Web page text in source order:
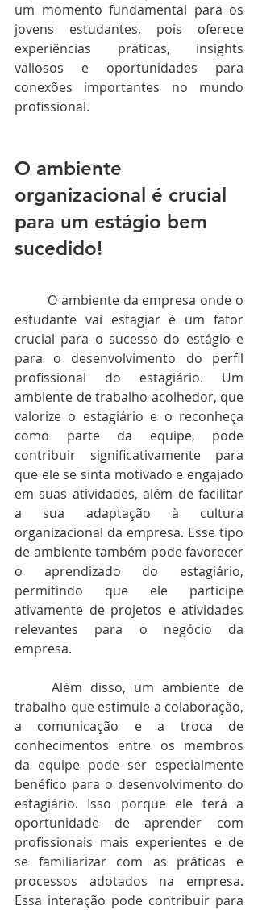
um momento fundamental para os
jovens estudantes, pois oferece
experiências práticas, insights
valiosos e oportunidades para
conexões importantes no mundo
profissional.
O ambiente
organizacional é crucial
para um estágio bem
sucedido!
estudante vai estagiar é um fator
crucial para o sucesso do estágio e
para o desenvolvimento do perfil
profissional do estagiário. Um
ambiente de trabalho acolhedor, que
valorize o estagiário e o reconheça
como parte da equipe, pode
contribuir significativamente para
que ele se sinta motivado e engajado
em suas atividades, além de facilitar
a sua adaptação à cultura
organizacional da empresa. Esse tipo
de ambiente também pode favorecer
o aprendizado do estagiário,
permitindo que ele participe
ativamente de projetos e atividades
relevantes para o negócio da
empresa.
trabalho que estimule a colaboração,
a comunicação e a troca de
conhecimentos entre os membros
da equipe pode ser especialmente
benéfico para o desenvolvimento do
estagiário. Isso porque ele terá a
oportunidade de aprender com
profissionais mais experientes e de
se familiarizar com as práticas e
processos adotados na empresa.
Essa interação pode contribuir para